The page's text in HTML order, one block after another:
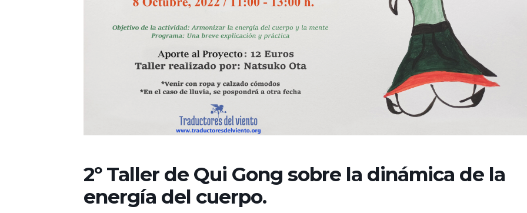
2º Taller de Qui Gong sobre la dinámica de la
energía del cuerpo.